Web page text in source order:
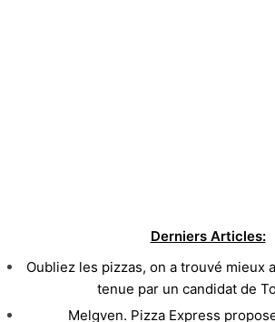
Derniers Articles:
Oubliez les pizzas, on a trouvé mieux
tenue par un candidat de
Melgven. Pizza Express